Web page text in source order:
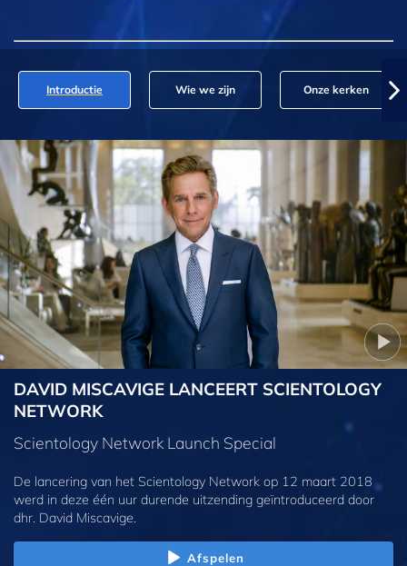
Introductie Wie we zijn Onze kerken
DAVID MISCAVIGE LANCEERT SCIENTOLOGY
NETWORK
Scientology Network Launch Special
De lancering van het Scientology Network op 12 maart 2018
werd in deze één uur durende uitzending geïntroduceerd door
dhr. David Miscavige.
Afspelen